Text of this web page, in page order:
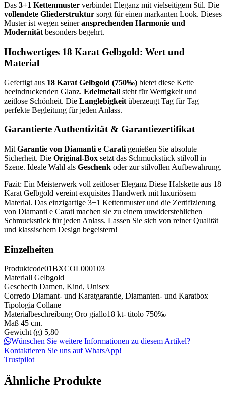
Das 3+1 Kettenmuster verbindet Eleganz mit vielseitigem Stil. Die
vollendete Gliederstruktur sorgt für einen markanten Look. Dieses
Muster ist wegen seineransprechenden Harmonie und
Modernität besonders begehrt.
Hochwertiges 18 Karat Gelbgold: Wert und
Material
Gefertigt aus 18 Karat Gelbgold (750‰) bietet diese Kette
beeindruckenden Glanz. Edelmetall steht für Wertigkeit und
zeitlose Schönheit. Die Langlebigkeit überzeugt Tag für Tag –
perfekte Begleitung für jeden Anlass.
Garantierte Authentizität & Garantiezertifikat
Mit Garantie von Diamanti e Carati genießen Sie absolute
Sicherheit. Die Original-Box setzt das Schmuckstück stilvoll in
Szene. Ideale Wahl als Geschenk oder zur stilvollen Aufbewahrung.
Fazit: Ein Meisterwerk voll zeitloser Eleganz Diese Halskette aus 18
Karat Gelbgold vereint exquisites Handwerk mit luxuriösem
Material. Das einzigartige 3+1 Kettenmuster und die Zertifizierung
von Diamanti e Carati machen sie zu einem unwiderstehlichen
Schmuckstück für jeden Anlass. Lassen Sie sich von reiner Qualität
und klassischem Design begeistern!
Einzelheiten
Produktcode01BXCOL000103
Materiall Gelbgold
Geschecth Damen, Kind, Unisex
Corredo Diamant- und Karatgarantie, Diamanten- und Karatbox
Tipologia Collane
Materialbeschreibung Oro giallo18 kt- titolo 750‰
Maß 45 cm.
Gewicht (g) 5,80
Wünschen Sie weitere Informationen zu diesem Artikel?
Kontaktieren Sie uns auf WhatsApp!
Trustpilot
Ähnliche Produkte